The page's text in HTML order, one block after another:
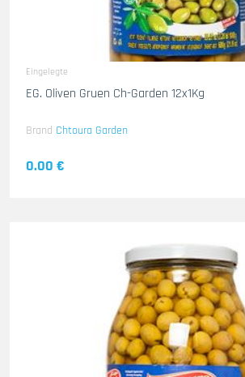
Eingelegte
EG. Oliven Gruen Ch-Garden 12x1Kg
Brand Chtoura Garden
0.00 €